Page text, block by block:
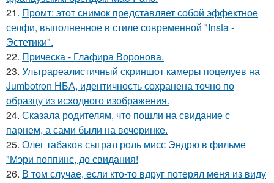
21. Промт: этот снимок представляет собой эффектное
селфи, выполненное в стиле современной "Insta -
Эстетики".
22. Прическа - Глафира Воронова.
23. Ультрареалистичный скриншот камеры поцелуев на
Jumbotron НБА, идентичность сохранена точно по
образцу из исходного изображения.
24. Сказала родителям, что пошли на свидание с
парнем, а сами были на вечеринке.
25. Олег табаков сыграл роль мисс Эндрю в фильме
"Мэри поппинс, до свидания!
26. В том случае, если кто-то вдруг потерял меня из виду